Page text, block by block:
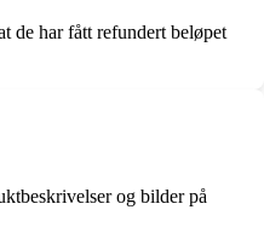
de har fått refundert beløpet
og bilder på